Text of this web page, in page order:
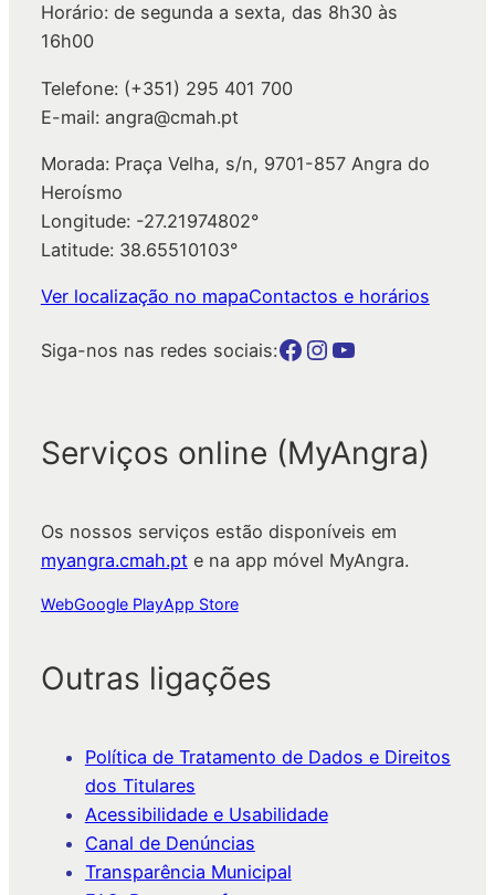
Horário: de segunda a sexta, das 8h30 às
16h00
Telefone: (+351) 295 401 700
E-mail: angra@cmah.pt
Morada: Praça Velha, s/n, 9701-857 Angra do
Heroísmo
Longitude: -27.21974802°
Latitude: 38.65510103°
Ver localização no mapaContactos e horários
Siga-nos nas redes sociais:Botão para a página da autarquia no Facebook Botão para a página da autarquia no Instagram Botão para a página da autarquia no Youtube
Serviços online (MyAngra)
Os nossos serviços estão disponíveis em
myangra.cmah.pt e na app móvel MyAngra.
WebGoogle PlayApp Store
Outras ligações
Política de Tratamento de Dados e Direitos
dos Titulares
Acessibilidade e Usabilidade
Canal de Denúncias
Transparência Municipal